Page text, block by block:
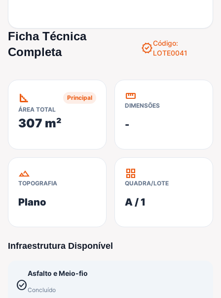
Ficha Técnica
Completa
verifiedCódigo:
LOTE0041
square_foot
Principal
ÁREA TOTAL
307 m²
straighten
DIMENSÕES
-
terrain
TOPOGRAFIA
Plano
grid_view
QUADRA/LOTE
A / 1
Infraestrutura Disponível
check_circle
Asfalto e Meio-fio
Concluído